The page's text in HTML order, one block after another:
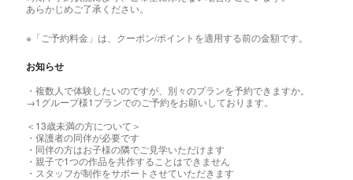
あらかじめご了承ください。
※「ご予約料金」は、クーポン/ポイントを適用する前の金額です。
お知らせ
・複数人で体験したいのですが、別々のプランを予約できますか。
→1グループ様1プランでのご予約をお願いしております。
＜13歳未満の方について＞
・保護者の同伴が必要です
・同伴の方はお子様の隣でご見学いただけます
・親子で1つの作品を共作することはできません
・スタッフが制作をサポートさせていただきます